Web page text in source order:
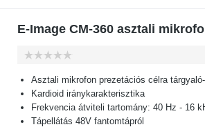
E-Image CM-360 asztali
Asztali mikrofon prezetációs célra
Kardioid iránykarakterisztika
Frekvencia átviteli tartomány: 40 Hz - 16
Tápellátás 48V fantomtápról